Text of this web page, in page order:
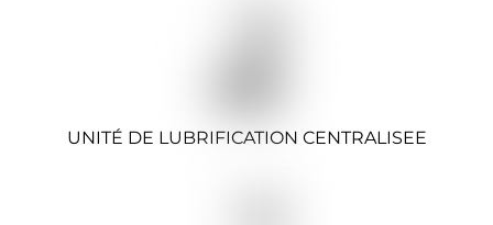
UNITÉ DE LUBRIFICATION CENTRALISEE